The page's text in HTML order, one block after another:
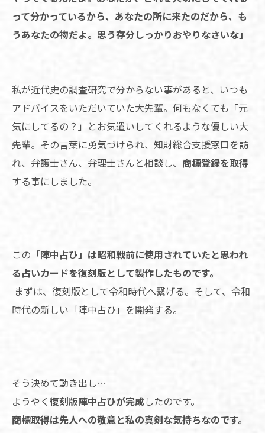
って分かっているから、あなたの所に来たのだから、も
うあなたの物だよ。思う存分しっかりおやりなさいな」
私が近代史の調査研究で分からない事があると、いつも
アドバイスをいただいていた大先輩。何もなくても「元
気にしてるの？」とお気遣いしてくれるような優しい大
先輩。その言葉に勇気づけられ、知財総合支援窓口を訪
れ、弁護士さん、弁理士さんと相談し、 商標登録を取得
する事にしました。
この 「陣中占ひ」は昭和戦前に使用されていたと思われ
る占いカードを復刻版として製作したものです。
まずは、復刻版として令和時代へ繋げる。そして、令和
時代の新しい「陣中占ひ」を開発する。
そう決めて動き出し…
ようやく復刻版陣中占ひが完成したのです。
商標取得は先人への敬意と私の真剣な気持ちなのです。